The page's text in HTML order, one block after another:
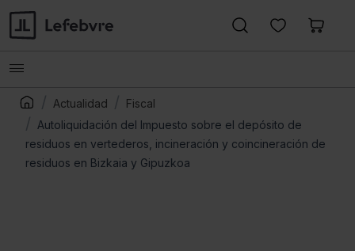
Actualidad
Fiscal
Autoliquidación del Impuesto sobre el depósito de
residuos en vertederos, incineración y coincineración de
residuos en Bizkaia y Gipuzkoa